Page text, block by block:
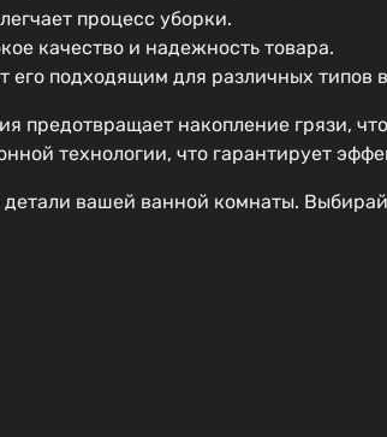
процесс уборки.
качество и надежность товара.
подходящим для различных типов
предотвращает накопление грязи,
технологии, что гарантирует
вашей ванной комнаты.